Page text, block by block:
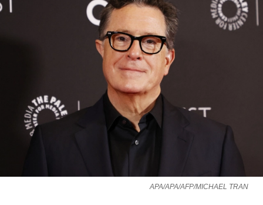
APA/APA/AFP/MICHAEL TRAN